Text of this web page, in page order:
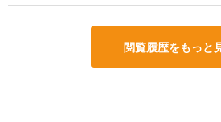
閲覧履歴をもっと